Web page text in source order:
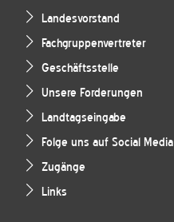
Landesvorstand
Fachgruppenvertreter
Geschäftsstelle
Unsere Forderungen
Landtagseingabe
Folge uns auf Social Media
Zugänge
Links